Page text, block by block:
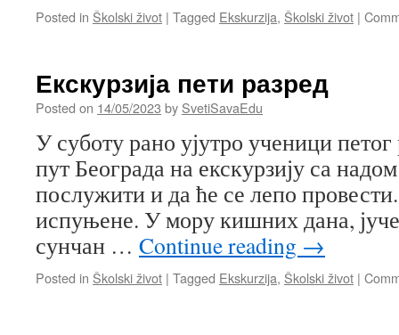
Posted in Školski život | Tagged Ekskurzija, Školski život |
Екскурзија пети разред
Posted on 14/05/2023 by SvetiSavaEdu
У суботу рано ујутро ученици
пут Београда на екскурзију са
послужити и да ће се лепо
испуњене. У мору кишних дана,
сунчан … Continue reading →
Posted in Školski život | Tagged Ekskurzija, Školski život |